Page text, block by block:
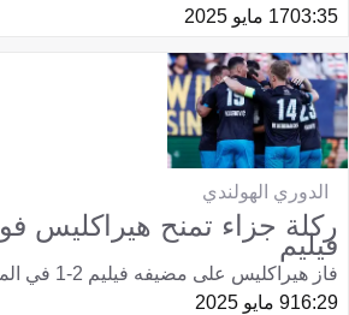
03:3517 مايو 2025
الدوري الهولندي
ركلة جزاء تمنح هيراكليس
فيليم
فاز هيراكليس على مضيفه فيليم 2-1 في المباراة التي جمعتهما
16:299 مايو 2025